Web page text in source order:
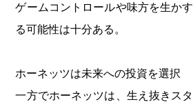
ゲームコントロールや味方を生か
る可能性は十分ある。
ホーネッツは未来への投資を選択
一方でホーネッツは、生え抜きス